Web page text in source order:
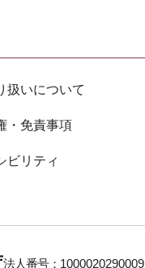
扱いについて
・免責事項
ビリティ
法人番号： 1000020290009